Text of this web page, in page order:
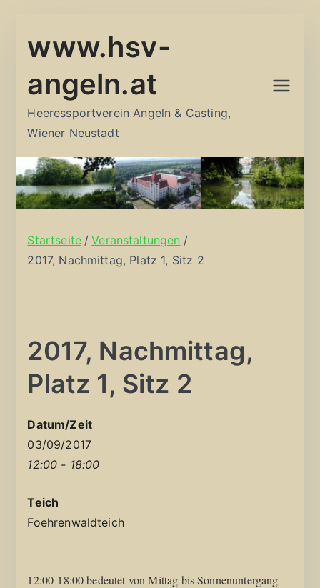
Inhalt
www.hsv-
angeln.at
Heeressportverein Angeln & Casting,
Wiener Neustadt
Startseite
Veranstaltungen
2017, Nachmittag, Platz 1, Sitz 2
2017, Nachmittag,
Platz 1, Sitz 2
Datum/Zeit
03/09/2017
12:00 - 18:00
Teich
Foehrenwaldteich
12:00-18:00 bedeutet von Mittag bis Sonnenuntergang